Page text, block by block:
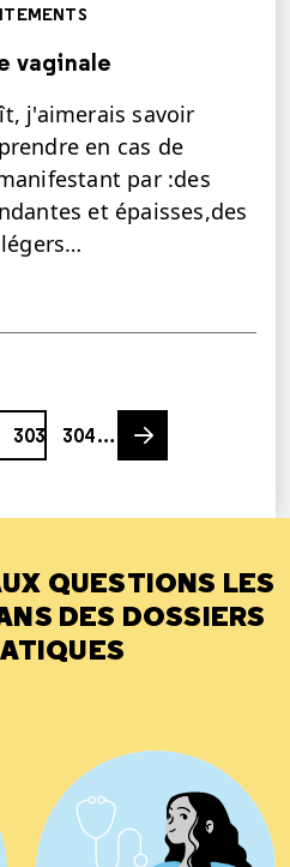
vaginale
j'aimerais savoir
en cas de
par :des
et épaisses,des
303
304…
Next page
QUESTIONS LES
DES DOSSIERS